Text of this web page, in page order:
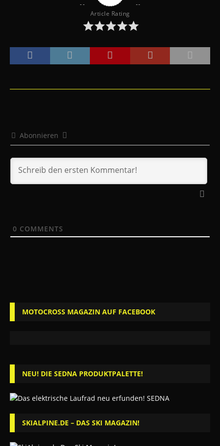
Article Rating
Abonnieren
0 COMMENTS
MOTOCROSS MAGAZIN AUF FACEBOOK
NEU! DIE SEDNA PRODUKTPALETTE!
SKIALPINE.DE – DAS SKI MAGAZIN!